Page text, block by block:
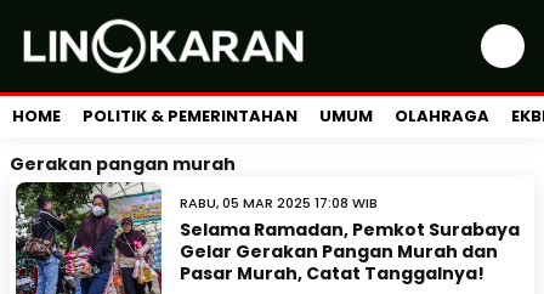
HOME POLITIK & PEMERINTAHAN UMUM OLAHRAGA
Gerakan pangan murah
RABU, 05 MAR 2025 17:08 WIB
Selama Ramadan, Pemkot Surabaya
Gelar Gerakan Pangan Murah dan
Pasar Murah, Catat Tanggalnya!